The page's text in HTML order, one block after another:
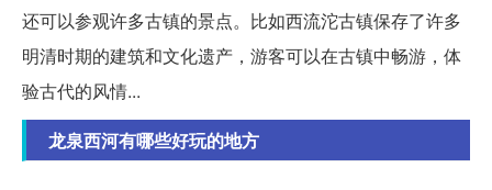
还可以参观许多古镇的景点。比如西流沱古镇保存了许多
明清时期的建筑和文化遗产，游客可以在古镇中畅游，体
验古代的风情...
龙泉西河有哪些好玩的地方